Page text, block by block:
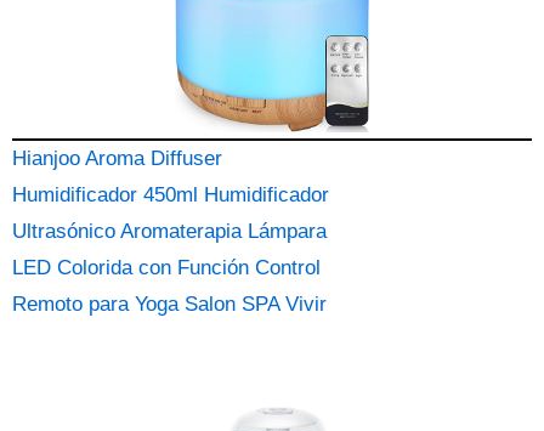
Hianjoo Aroma Diffuser
Humidificador 450ml Humidificador
Ultrasónico Aromaterapia Lámpara
LED Colorida con Función Control
Remoto para Yoga Salon SPA Vivir